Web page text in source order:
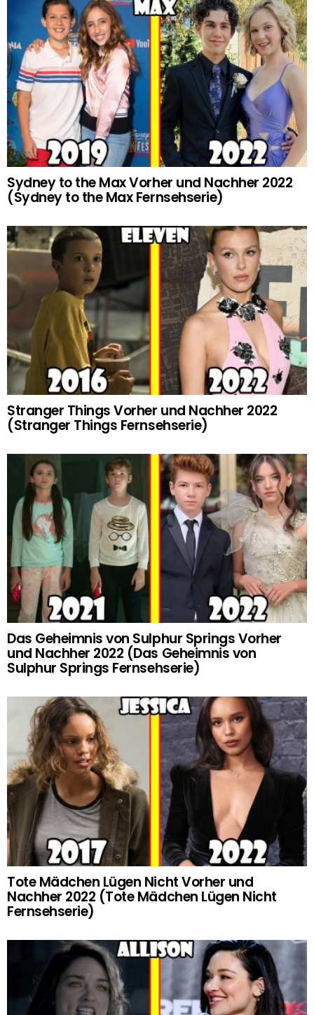
Sydney to the Max Vorher und Nachher 2022
(Sydney to the Max Fernsehserie)
Stranger Things Vorher und Nachher 2022
(Stranger Things Fernsehserie)
Das Geheimnis von Sulphur Springs Vorher
und Nachher 2022 (Das Geheimnis von
Sulphur Springs Fernsehserie)
Tote Mädchen Lügen Nicht Vorher und
Nachher 2022 (Tote Mädchen Lügen Nicht
Fernsehserie)